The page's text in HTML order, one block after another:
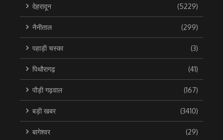
देहरादून (5229)
नैनीताल (299)
पहाड़ी चस्का (3)
पिथौरागढ़ (41)
पौड़ी गढ़वाल (167)
बड़ी खबर (3410)
बागेश्वर (29)